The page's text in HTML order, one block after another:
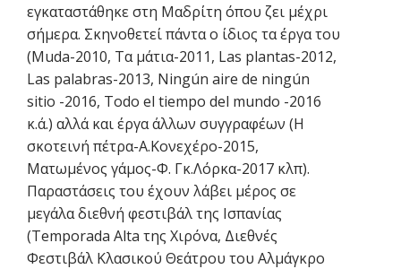
εγκαταστάθηκε στη Μαδρίτη όπου ζει μέχρι
σήμερα. Σκηνοθετεί πάντα ο ίδιος τα έργα του
(Muda-2010, Τα μάτια-2011, Las plantas-2012,
Las palabras-2013, Ningún aire de ningún
sitio -2016, Todo el tiempo del mundo -2016
κ.ά.) αλλά και έργα άλλων συγγραφέων (Η
σκοτεινή πέτρα-Α.Κονεχέρο-2015,
Ματωμένος γάμος-Φ. Γκ.Λόρκα-2017 κλπ).
Παραστάσεις του έχουν λάβει μέρος σε
μεγάλα διεθνή φεστιβάλ της Ισπανίας
(Temporada Alta της Χιρόνα, Διεθνές
Φεστιβάλ Κλασικού Θεάτρου του Αλμάγκρο